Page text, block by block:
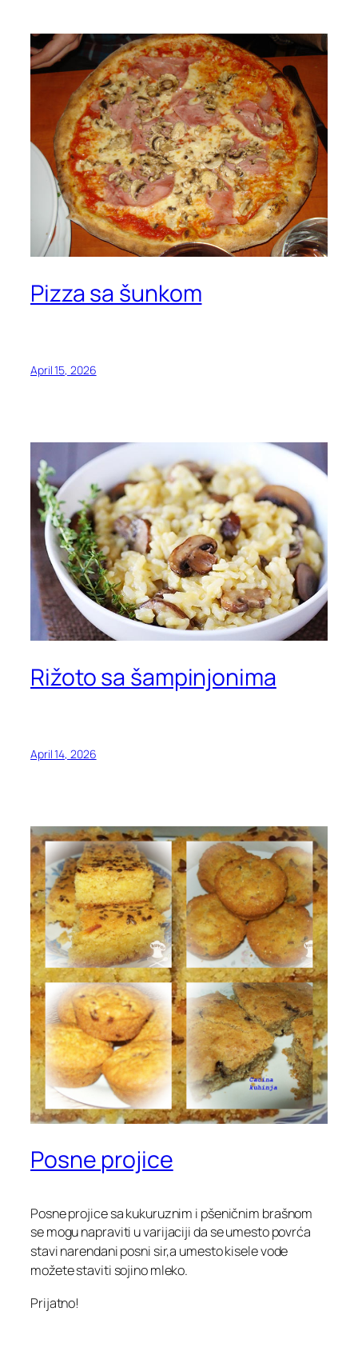
Pizza sa šunkom
April 15, 2026
Rižoto sa šampinjonima
April 14, 2026
Posne projice
Posne projice sa kukuruznim i pšeničnim brašnom
se mogu napraviti uvarijaciji da se umesto povrća
stavi narendani posni sir,a umesto kisele vode
možete staviti sojino mleko.
Prijatno!